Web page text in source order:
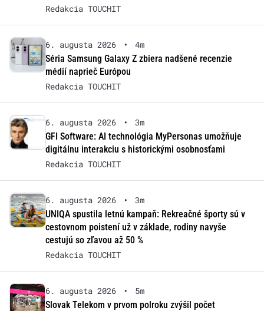
Redakcia TOUCHIT
6. augusta 2026 •
4m
Séria Samsung Galaxy Z zbiera nadšené recenzie
médií naprieč Európou
Redakcia TOUCHIT
6. augusta 2026 •
3m
GFI Software: AI technológia MyPersonas umožňuje
digitálnu interakciu s historickými osobnosťami
Redakcia TOUCHIT
6. augusta 2026 •
3m
UNIQA spustila letnú kampaň: Rekreačné športy sú v
cestovnom poistení už v základe, rodiny navyše
cestujú so zľavou až 50 %
Redakcia TOUCHIT
6. augusta 2026 •
5m
Slovak Telekom v prvom polroku zvýšil počet